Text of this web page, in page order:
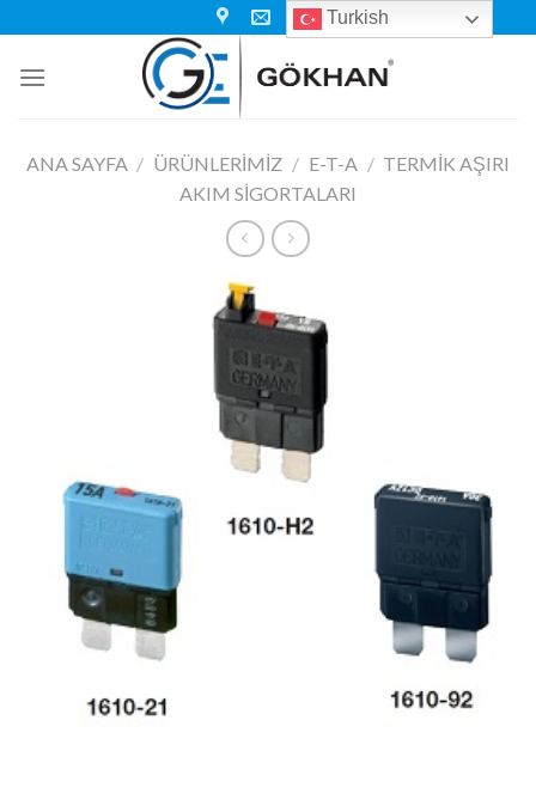
content
ANA SAYFA / ÜRÜNLERIMIZ / E-T-A / TERMIK AŞIRI
AKIM SIGORTALARI
Turkish